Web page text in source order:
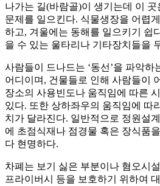
나가는 길(바람골)이 생기는데 이 곳
문제를 일으킨다. 식물생장을 어렵
하고, 겨울에는 동해를 일으키기 쉽
을 수 있는 울타리나 기타장치들을
사람들이 드나드는 ‘동선’을 파악하
어디이며, 건물들로 인해 사람들이
장소의 사용빈도나 움직임에 따른
있다. 또한 상하좌우의 움직임에 따
치가 달라진다. 일반적으로 정원설
에 초점식재나 점경물 혹은 장식품
다 현명하다.
차폐는 보기 싫은 부분이나 혐오시
프라이버시 등을 보호하기 위하여